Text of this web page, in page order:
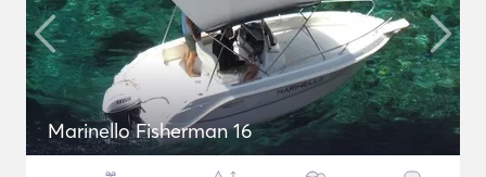
Marinello Fisherman 16